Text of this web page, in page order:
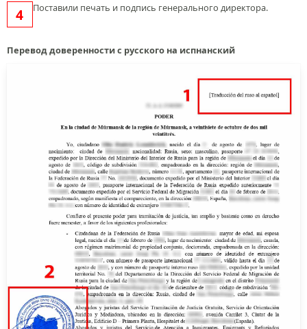
Поставили печать и подпись генерального директора.
Перевод доверенности с русского на испнанский